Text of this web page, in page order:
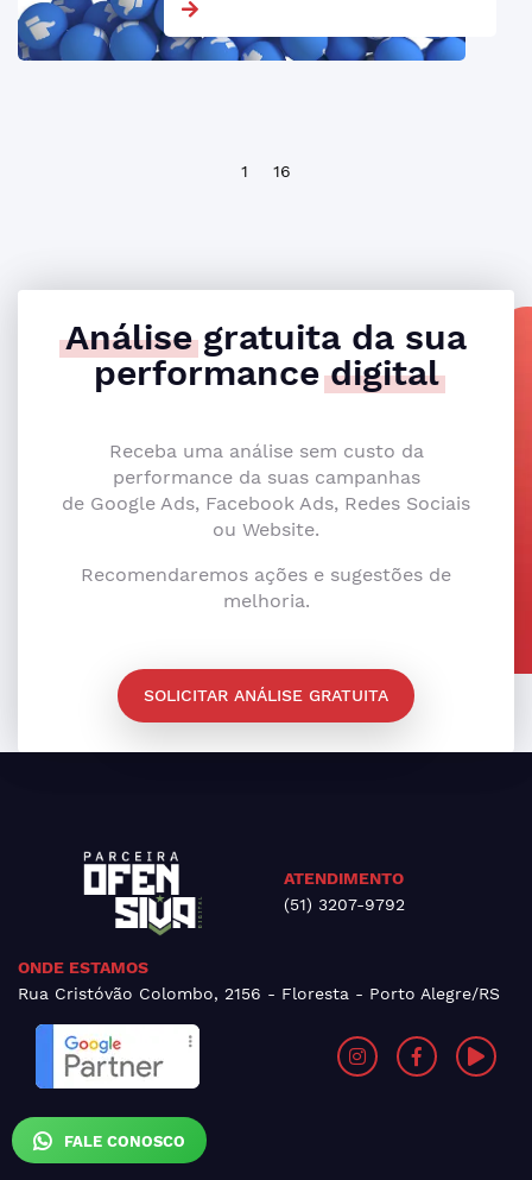
FALE CONOSCO
1 16
Análisegratuita da sua
performancedigital
Receba uma análise sem custo da
performance da suas campanhas
de Google Ads, Facebook Ads, Redes Sociais
ou Website.
Recomendaremos ações e sugestões de
melhoria.
SOLICITAR ANÁLISE GRATUITA
ATENDIMENTO
(51) 3207-9792
ONDE ESTAMOS
Rua Cristóvão Colombo, 2156 - Floresta - Porto Alegre/RS